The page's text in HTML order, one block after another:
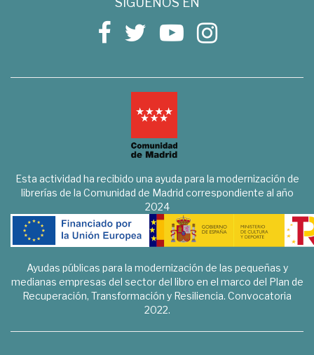
Esta actividad ha recibido una ayuda para la modernización de
librerías de la Comunidad de Madrid correspondiente al año
2024
Ayudas públicas para la modernización de las pequeñas y
medianas empresas del sector del libro en el marco del Plan de
Recuperación, Transformación y Resiliencia. Convocatoria
2022.